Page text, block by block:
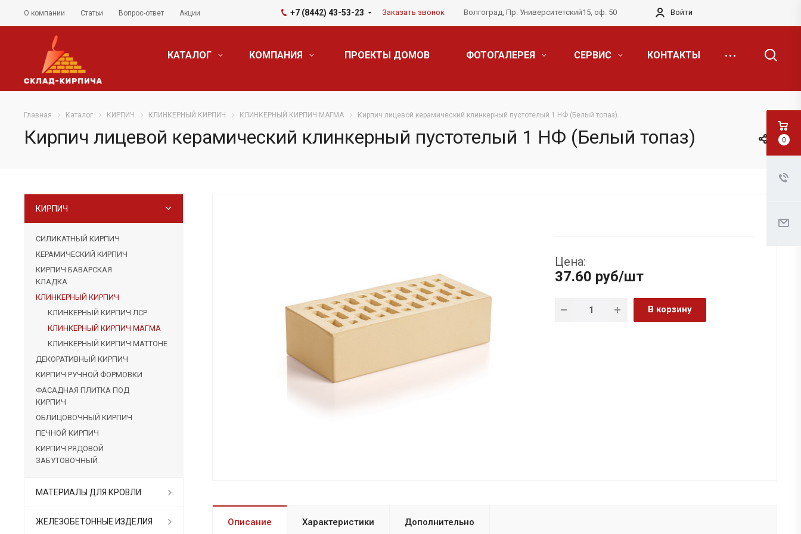
О компании Статьи Вопрос-ответ Акции +7 (8442) 43-53-23 Заказать звонок Волгоград, Пр. Университетский15, оф. 50 Войти
КАТАЛОГ КОМПАНИЯ ПРОЕКТЫ ДОМОВ ФОТОГАЛЕРЕЯ СЕРВИС КОНТАКТЫ
Главная Каталог КИРПИЧ КЛИНКЕРНЫЙ КИРПИЧ КЛИНКЕРНЫЙ КИРПИЧ МАГМА Кирпич лицевой керамический клинкерный пустотелый 1 НФ (Белый топаз)
Кирпич лицевой керамический клинкерный пустотелый 1 НФ (Белый топаз)
Цена:
37.60 руб/шт
В корзину
Описание Характеристики Дополнительно
КИРПИЧ
СИЛИКАТНЫЙ КИРПИЧ
КЕРАМИЧЕСКИЙ КИРПИЧ
КИРПИЧ БАВАРСКАЯ
КЛАДКА
КЛИНКЕРНЫЙ КИРПИЧ
КЛИНКЕРНЫЙ КИРПИЧ ЛСР
КЛИНКЕРНЫЙ КИРПИЧ МАГМА
КЛИНКЕРНЫЙ КИРПИЧ МАТТОНЕ
ДЕКОРАТИВНЫЙ КИРПИЧ
КИРПИЧ РУЧНОЙ ФОРМОВКИ
ФАСАДНАЯ ПЛИТКА ПОД
КИРПИЧ
ОБЛИЦОВОЧНЫЙ КИРПИЧ
ПЕЧНОЙ КИРПИЧ
КИРПИЧ РЯДОВОЙ
ЗАБУТОВОЧНЫЙ
МАТЕРИАЛЫ ДЛЯ КРОВЛИ
ЖЕЛЕЗОБЕТОННЫЕ ИЗДЕЛИЯ
0